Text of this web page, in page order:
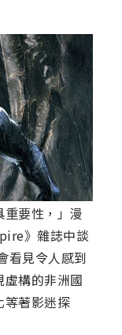
要性，」漫
》雜誌中談
看見令人感到
構的非洲國
等著影迷探